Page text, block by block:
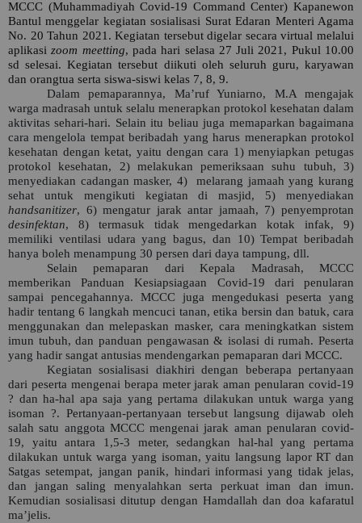
MCCC (Muhammadiyah Covid-19 Command Center) Kapanewon
Bantul menggelar kegiatan sosialisasi Surat Edaran Menteri Agama
No. 20 Tahun 2021. Kegiatan tersebut digelar secara virtual melalui
aplikasizoom meetting, pada hari selasa 27 Juli 2021, Pukul 10.00
sd selesai. Kegiatan tersebut diikuti oleh seluruh guru, karyawan
dan orangtua serta siswa-siswi kelas 7, 8, 9.
Dalam pemaparannya, Ma’ruf Yuniarno, M.A mengajak
warga madrasah untuk selalu menerapkan protokol kesehatan dalam
aktivitas sehari-hari. Selain itu beliau juga memaparkan bagaimana
cara mengelola tempat beribadah yang harus menerapkan protokol
kesehatan dengan ketat, yaitu dengan cara 1) menyiapkan petugas
protokol kesehatan, 2) melakukan pemeriksaan suhu tubuh, 3)
menyediakan cadangan masker, 4)
melarang jamaah yang kurang
sehat untuk mengikuti kegiatan di masjid, 5) menyediakan
handsanitizer, 6) mengatur jarak antar jamaah, 7) penyemprotan
desinfektan, 8) termasuk tidak mengedarkan kotak infak, 9)
memiliki ventilasi udara yang bagus, dan 10) Tempat beribadah
hanya boleh menampung 30 persen dari daya tampung, dll.
Selain pemaparan dari Kepala Madrasah, MCCC
memberikan Panduan Kesiapsiagaan Covid-19 dari penularan
sampai pencegahannya. MCCC juga mengedukasi peserta yang
hadir tentang 6 langkah mencuci tanan, etika bersin dan batuk, cara
menggunakan dan melepaskan masker, cara meningkatkan sistem
imun tubuh, dan panduan pengawasan & isolasi di rumah. Peserta
yang hadir sangat antusias mendengarkan pemaparan dari MCCC.
Kegiatan sosialisasi diakhiri dengan beberapa pertanyaan
dari peserta mengenai berapa meter jarak aman penularan covid-19
? dan ha-hal apa saja yang pertama dilakukan untuk warga yang
isoman ?. Pertanyaan-pertanyaan tersebut langsung dijawab oleh
salah satu anggota MCCC mengenai jarak aman penularan covid-
19, yaitu antara 1,5-3 meter, sedangkan hal-hal yang pertama
dilakukan untuk warga yang isoman, yaitu langsung lapor RT dan
Satgas setempat, jangan panik, hindari informasi yang tidak jelas,
dan jangan saling menyalahkan serta perkuat iman dan imun.
Kemudian sosialisasi ditutup dengan Hamdallah dan doa kafaratul
ma’jelis.